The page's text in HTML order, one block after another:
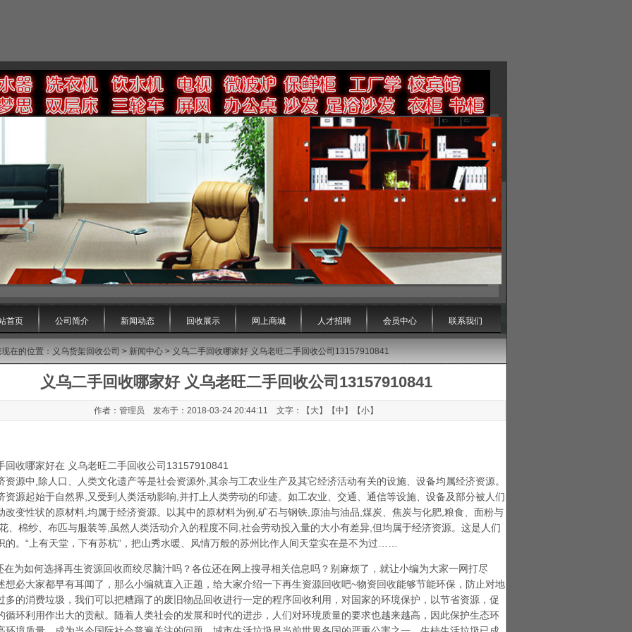
在的位置： 义乌货架回收公司 > 新闻中心 > 义乌二手回收哪家好 义乌老旺二手回收公司13157910841
首页 公司简介 新闻动态 回收展示 网上商城 人才招聘 会员中心 联系我们
义乌二手回收哪家好 义乌老旺二手回收公司13157910841
作者：管理员 发布于：2018-03-24 20:44:11 文字：【大】【中】【小】
回收哪家好在 义乌老旺二手回收公司13157910841
资源中,除人口、人类文化遗产等是社会资源外,其余与工农业生产及其它经济活动有关的设施、设备均属经济资源。
资源起始于自然界,又受到人类活动影响,并打上人类劳动的印迹。如工农业、交通、通信等设施、设备及部分被人们
改变性状的原材料,均属于经济资源。以其中的原材料为例,矿石与钢铁,原油与油品,煤炭、焦炭与化肥,粮食、面粉与
、棉纱、布匹与服装等,虽然人类活动介入的程度不同,社会劳动投入量的大小有差异,但均属于经济资源。这是人们
的。“上有天堂，下有苏杭”，把山秀水暖、风情万般的苏州比作人间天堂实在是不为过……
为如何选择再生资源回收而绞尽脑汁吗？各位还在网上搜寻相关信息吗？别麻烦了，就让小编为大家一网打尽
想必大家都早有耳闻了，那么小编就直入正题，给大家介绍一下再生资源回收吧~物资回收能够节能环保，防止对地
多的消费垃圾，我们可以把糟蹋了的废旧物品回收进行一定的程序回收利用，对国家的环境保护，以节省资源，促
循环利用作出大的贡献。随着人类社会的发展和时代的进步，人们对环境质量的要求也越来越高，因此保护生态环